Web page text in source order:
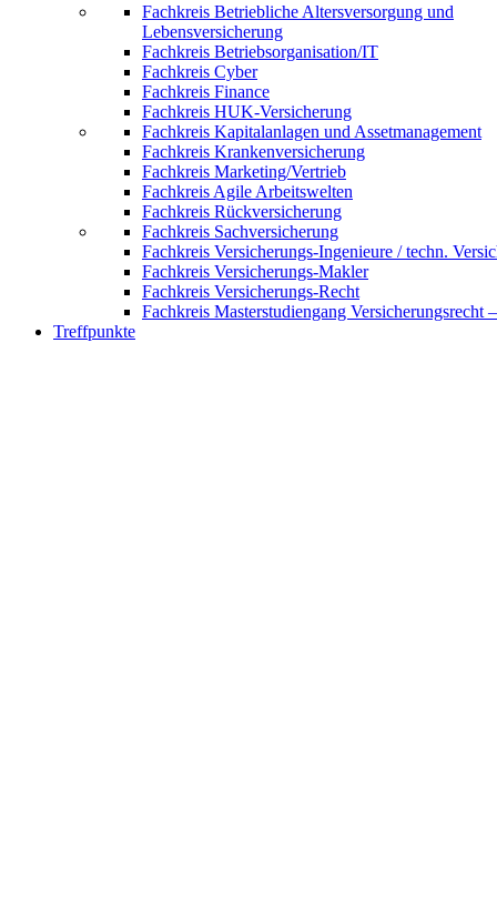
Fachkreis Betriebliche Altersversorgung und
Lebensversicherung
Fachkreis Betriebsorganisation/IT
Fachkreis Cyber
Fachkreis Finance
Fachkreis HUK-Versicherung
Fachkreis Kapitalanlagen und Assetmanagement
Fachkreis Krankenversicherung
Fachkreis Marketing/Vertrieb
Fachkreis Agile Arbeitswelten
Fachkreis Rückversicherung
Fachkreis Sachversicherung
Fachkreis Versicherungs-Ingenieure / techn.
Fachkreis Versicherungs-Makler
Fachkreis Versicherungs-Recht
Fachkreis Masterstudiengang Versicherungsrecht
Treffpunkte